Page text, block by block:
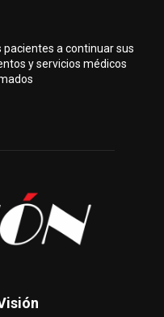
pacientes a continuar sus
y servicios médicos